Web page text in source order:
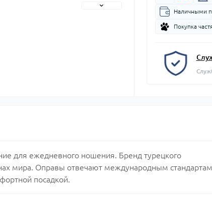
Наличными
Покупка
для ежедневного ношения. Бренд турецкого
мира. Оправы отвечают международным стандартам
посадкой.